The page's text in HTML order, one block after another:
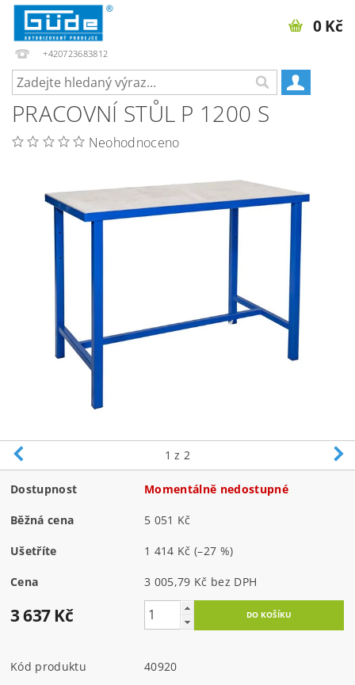
+420723683812
0 Kč
PRACOVNÍ STŮL P 1200 S
Neohodnoceno
1 z 2
Dostupnost Momentálně nedostupné
Běžná cena 5 051 Kč
Ušetříte 1 414 Kč (–27 %)
Cena 3 005,79 Kč bez DPH
3 637 Kč
Kód produktu
40920